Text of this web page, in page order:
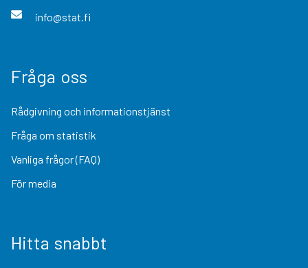
info@stat.fi
Fråga oss
Rådgivning och informationstjänst
Fråga om statistik
Vanliga frågor (FAQ)
För media
Hitta snabbt